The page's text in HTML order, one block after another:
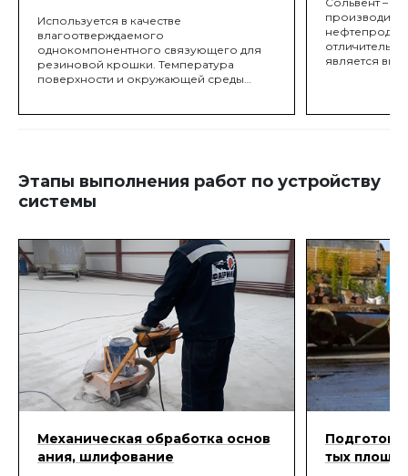
Используется в качестве
влагоотверждаемого
однокомпонентного связующего для
резиновой крошки. Температура
поверхности и окружающей среды
является
нанесения
Этапы выполнения работ по устройству
системы
Механическая обработка основ
ания, шлифование
тых